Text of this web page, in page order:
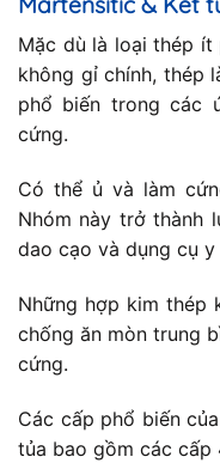
Mặc dù là loại thép
không gỉ chính, thép
phổ biến trong các
cứng.
Có thể ủ và làm
Nhóm này trở thành
dao cạo và dụng cụ y
Những hợp kim thép
chống ăn mòn trung
cứng.
Các cấp phổ biến
tủa bao gồm các cấp